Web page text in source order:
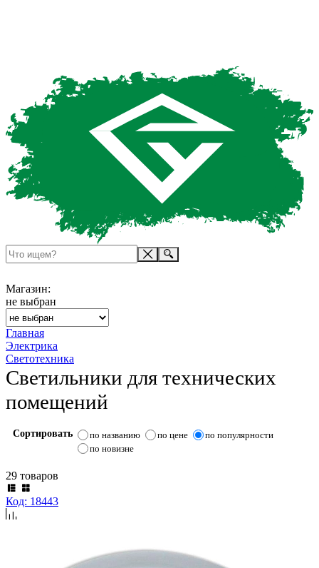
Магазин:
не выбран
Главная
Электрика
Светотехника
Светильники для технических
помещений
Сортировать по названию по цене
по популярности
по новизне
29 товаров
Код: 18443